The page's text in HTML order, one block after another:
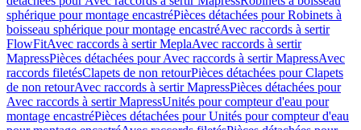
sphérique pour montage encastréPièces détachées pour Robinets à
boisseau sphérique pour montage encastréAvec raccords à sertir
FlowFitAvec raccords à sertir MeplaAvec raccords à sertir
MapressPièces détachées pour Avec raccords à sertir MapressAvec
raccords filetésClapets de non retourPièces détachées pour Clapets
de non retourAvec raccords à sertir MapressPièces détachées pour
Avec raccords à sertir MapressUnités pour compteur d'eau pour
montage encastréPièces détachées pour Unités pour compteur d'eau